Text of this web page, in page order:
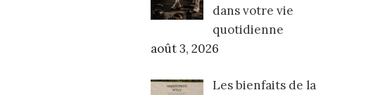
dans votre vie
quotidienne
août 3, 2026
Les bienfaits de la